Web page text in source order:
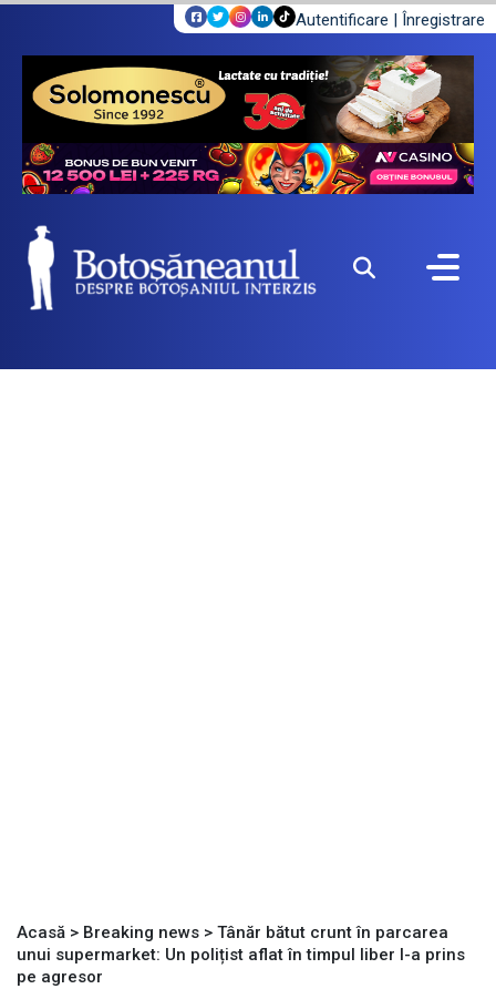
Autentificare | Înregistrare
Acasă > Breaking news > Tânăr bătut crunt în parcarea
unui supermarket: Un polițist aflat în timpul liber l-a prins
pe agresor